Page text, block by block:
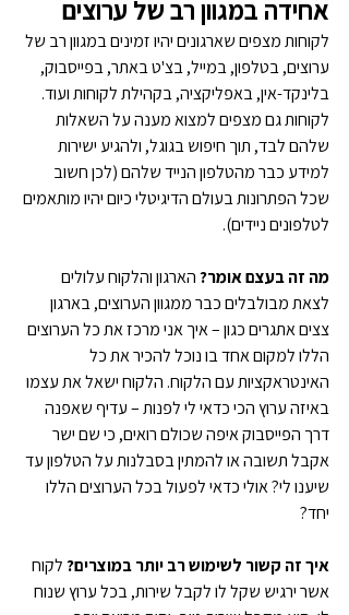
אחידה במגוון רב של ערוצים
לקוחות מצפים שארגונים יהיו זמינים במגוון רב של
ערוצים, בטלפון, במייל, בצ'ט באתר, בפייסבוק,
בלינקד-אין, באפליקציה, בקהילת לקוחות ועוד.
לקוחות גם מצפים למצוא מענה על השאלות
שלהם לבד, תוך חיפוש בגוגל, ולהגיע ישירות
למידע כבר מהטלפון הנייד שלהם (לכן חשוב
שכל הפתרונות בעולם הדיגיטלי כיום יהיו מותאמים
לטלפונים ניידים).
מה זה בעצם אומר? הארגון והלקוח עלולים
לצאת מבולבלים כבר ממגוון הערוצים, בארגון
צצים אתגרים כגון – איך אני מרכז את כל הערוצים
הללו למקום אחד בו נוכל להכיר את כל
האינטראקציות עם הלקוח. הלקוח ישאל את עצמו
באיזה ערוץ הכי כדאי לי לפנות – עדיף שאפנה
דרך הפייסבוק איפה שכולם רואים, כי שם ישר
אקבל תשובה או להמתין בסבלנות על הטלפון עד
שיענו לי? אולי כדאי לפעול בכל הערוצים הללו
יחד?
איך זה קשור לשימוש רב יותר במוצרים? לקוח
אשר ירגיש שקל לו לקבל שירות, בכל ערוץ שנוח